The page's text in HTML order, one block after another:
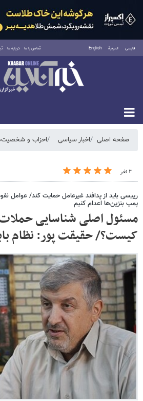
فارسی العربية English تماس با ما درباره ما
جمعه ۱۶ مرداد ۱۴۰۵
صفحه اصلی اخبار سیاسی احزاب و
۳ نفر
رییسی باید از پدافند غیرعامل حمایت کند/ عوامل
پمپ بنزین‌ها اعدام کنیم
مسئول اصلی شناسایی
کیست؟/ حقیقت پور: نظام